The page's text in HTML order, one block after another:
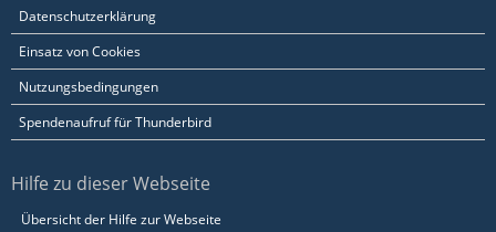
Datenschutzerklärung
Einsatz von Cookies
Nutzungsbedingungen
Spendenaufruf für Thunderbird
Hilfe zu dieser Webseite
Übersicht der Hilfe zur Webseite